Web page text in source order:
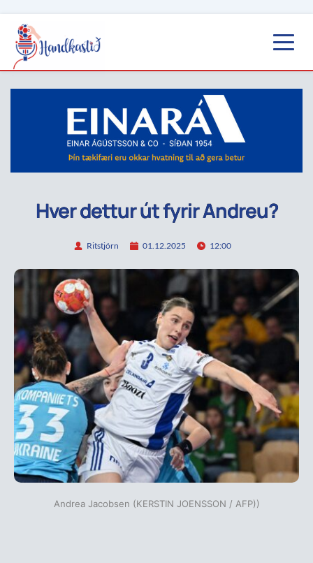
Hver dettur út fyrir Andreu?
Ritstjórn 01.12.2025 12:00
Andrea Jacobsen (KERSTIN JOENSSON / AFP))